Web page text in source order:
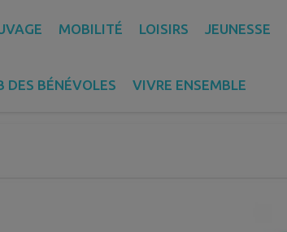
MOBILITÉ LOISIRS JEUNESSE
DES BÉNÉVOLES VIVRE ENSEMBLE